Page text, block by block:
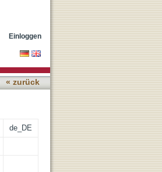
Einloggen
« zurück
de_DE